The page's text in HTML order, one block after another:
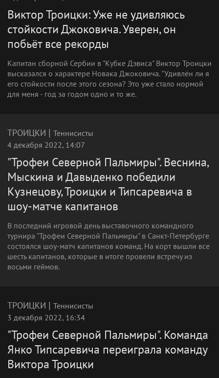
Виктор Троицки: Уже не удивляюсь
стойкости Джоковича. Уверен, он
побьёт все рекорды
Капитан сборной Сербии в "Кубке Дэвиса" Виктор Троицки
высказался о характере Новака Джоковича. "Удивлён ли я
его стойкости после этого сезона? Это уже стало нормой
для меня - год за годом одно и то же.
ТРОИЦКИ | Теннисисты
4 декабря 2022, 14:07
"Трофеи Северной Пальмиры". Веснина,
Мыскина и Давыденко победили
Кузнецову, Троицки и Типсаревича в
шоу-матче капитанов
В последний игровой день выставочного командного
турнира "Трофеи Северной Пальмиры" в Санкт-Петербурге
состоялся шоу-матч капитанов команд. На корт вышли все
шесть капитанов, которые в итоге провели встречу из
восьми геймов.
ТРОИЦКИ | Теннисисты
3 декабря 2022, 16:34
"Трофеи Северной Пальмиры". Команда
Янко Типсаревича переиграла команду
Виктора Троицки